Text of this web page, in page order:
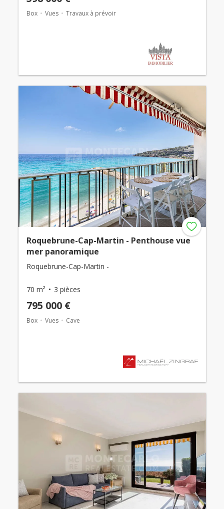
Box Vues Travaux à prévoir
Roquebrune-Cap-Martin - Penthouse vue
mer panoramique
Roquebrune-Cap-Martin -
70 m² 3 pièces
795 000 €
Box Vues Cave